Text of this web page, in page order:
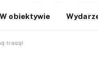
W obiektywie
trasą!